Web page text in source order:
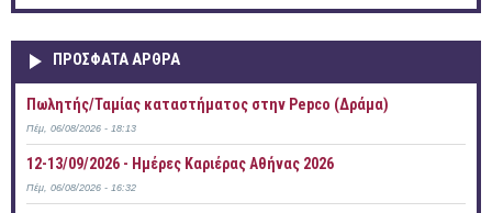
ΠΡOΣΦΑΤΑ AΡΘΡΑ
Πωλητής/Ταμίας καταστήματος στην Pepco (Δράμα)
Πέμ, 06/08/2026 - 18:13
12-13/09/2026 - Ημέρες Καριέρας Αθήνας 2026
Πέμ, 06/08/2026 - 16:32